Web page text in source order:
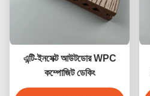
এন্টি-ইনসেক্ট আউটডোর WPC
কম্পোজিট ডেকিং